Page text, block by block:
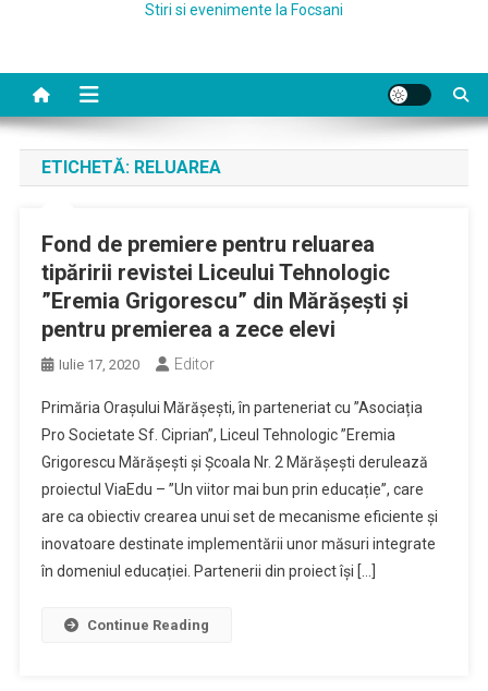
Stiri si evenimente la Focsani
ETICHETĂ: RELUAREA
Fond de premiere pentru reluarea
tipăririi revistei Liceului Tehnologic
”Eremia Grigorescu” din Mărășești și
pentru premierea a zece elevi
Iulie 17, 2020 Editor
Primăria Orașului Mărășești, în parteneriat cu ”Asociația
Pro Societate Sf. Ciprian”, Liceul Tehnologic ”Eremia
Grigorescu Mărășești și Școala Nr. 2 Mărășești derulează
proiectul ViaEdu – ”Un viitor mai bun prin educație”, care
are ca obiectiv crearea unui set de mecanisme eficiente și
inovatoare destinate implementării unor măsuri integrate
în domeniul educației. Partenerii din proiect își […]
Continue Reading